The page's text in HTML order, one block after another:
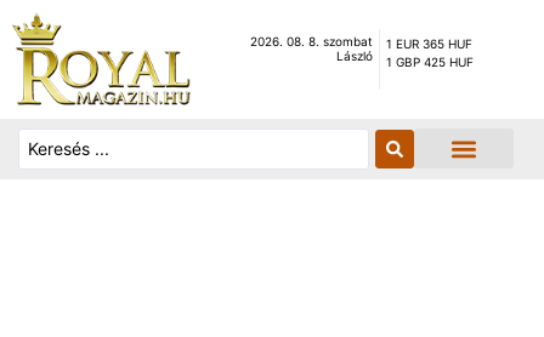
2026. 08. 8. szombat
László
1 EUR 365 HUF
1 GBP 425 HUF